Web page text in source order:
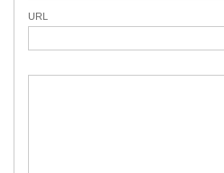
URL